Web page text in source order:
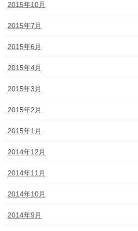
2015年10月
2015年7月
2015年6月
2015年4月
2015年3月
2015年2月
2015年1月
2014年12月
2014年11月
2014年10月
2014年9月